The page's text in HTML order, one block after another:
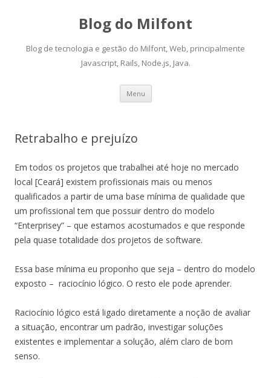
Blog do Milfont
Blog de tecnologia e gestão do Milfont, Web, principalmente
Javascript, Rails, Node.js, Java.
Menu Skip
content
Retrabalho e prejuízo
Em todos os projetos que trabalhei até hoje no mercado
local [Ceará] existem profissionais mais ou menos
qualificados a partir de uma base mínima de qualidade que
um profissional tem que possuir dentro do modelo
“Enterprisey” – que estamos acostumados e que responde
pela quase totalidade dos projetos de software.
Essa base mínima eu proponho que seja – dentro do modelo
exposto – raciocínio lógico. O resto ele pode aprender.
Raciocínio lógico está ligado diretamente a noção de avaliar
a situação, encontrar um padrão, investigar soluções
existentes e implementar a solução, além claro de bom
senso.